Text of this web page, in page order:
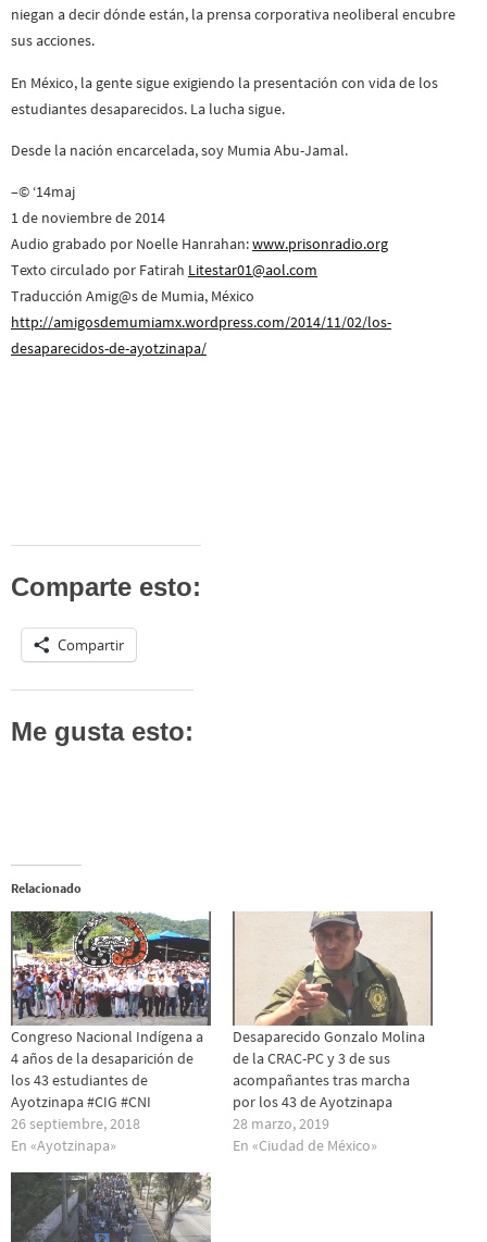
niegan a decir dónde están, la prensa corporativa neoliberal encubre
sus acciones.
En México, la gente sigue exigiendo la presentación con vida de los
estudiantes desaparecidos. La lucha sigue.
Desde la nación encarcelada, soy Mumia Abu-Jamal.
–© ‘14maj
1 de noviembre de 2014
Audio grabado por Noelle Hanrahan:www.prisonradio.org
Texto circulado por Fatirah Litestar01@aol.com
Traducción Amig@s de Mumia, México
http://amigosdemumiamx.wordpress.com/2014/11/02/los-
desaparecidos-de-ayotzinapa/
Comparte esto:
Compartir
Me gusta esto:
Relacionado
Congreso Nacional Indígena a
4 años de la desaparición de
los 43 estudiantes de
Ayotzinapa #CIG #CNI
26 septiembre, 2018
En «Ayotzinapa»
Desaparecido Gonzalo Molina
de la CRAC-PC y 3 de sus
acompañantes tras marcha
por los 43 de Ayotzinapa
28 marzo, 2019
En «Ciudad de México»